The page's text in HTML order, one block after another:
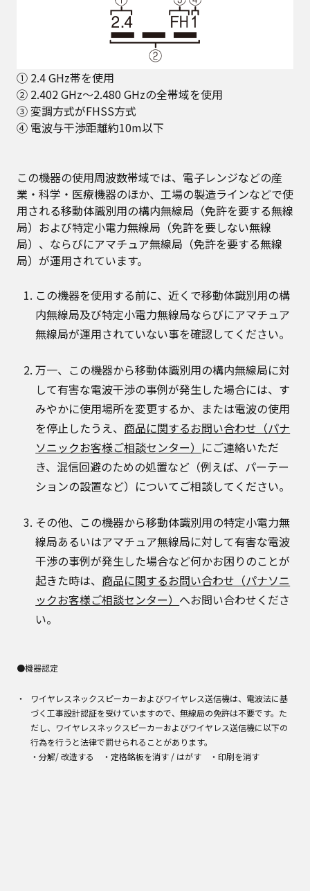
① 2.4 GHz帯を使用
② 2.402 GHz～2.480 GHzの全帯域を使用
③ 変調方式がFHSS方式
④ 電波与干渉距離約10m以下
この機器の使用周波数帯域では、電子レンジなどの産
業・科学・医療機器のほか、工場の製造ラインなどで使
用される移動体識別用の構内無線局（免許を要する無線
局）および特定小電力無線局（免許を要しない無線
局）、ならびにアマチュア無線局（免許を要する無線
局）が運用されています。
この機器を使用する前に、近くで移動体識別用の構
内無線局及び特定小電力無線局ならびにアマチュア
無線局が運用されていない事を確認してください。
万一、この機器から移動体識別用の構内無線局に対
して有害な電波干渉の事例が発生した場合には、す
みやかに使用場所を変更するか、または電波の使用
を停止したうえ、 商品に関するお問い合わせ（パナ
ソニックお客様ご相談センター） にご連絡いただ
き、混信回避のための処置など（例えば、パーテー
ションの設置など）についてご相談してください。
その他、この機器から移動体識別用の特定小電力無
線局あるいはアマチュア無線局に対して有害な電波
干渉の事例が発生した場合など何かお困りのことが
起きた時は、 商品に関するお問い合わせ（パナソニ
ックお客様ご相談センター） へお問い合わせくださ
い。
●機器認定
ワイヤレスネックスピーカーおよびワイヤレス送信機は、電波法に基
づく工事設計認証を受けていますので、無線局の免許は不要です。た
だし、ワイヤレスネックスピーカーおよびワイヤレス送信機に以下の
行為を行うと法律で罰せられることがあります。
・分解/ 改造する ・定格銘板を消す / はがす ・印刷を消す